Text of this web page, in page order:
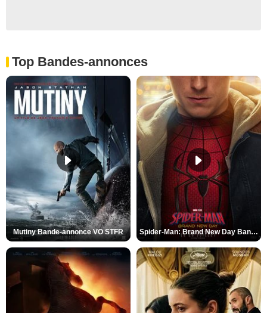
Top Bandes-annonces
Mutiny Bande-annonce VO STFR Spider-Man: Brand New Day Bande-annonce VO STFR